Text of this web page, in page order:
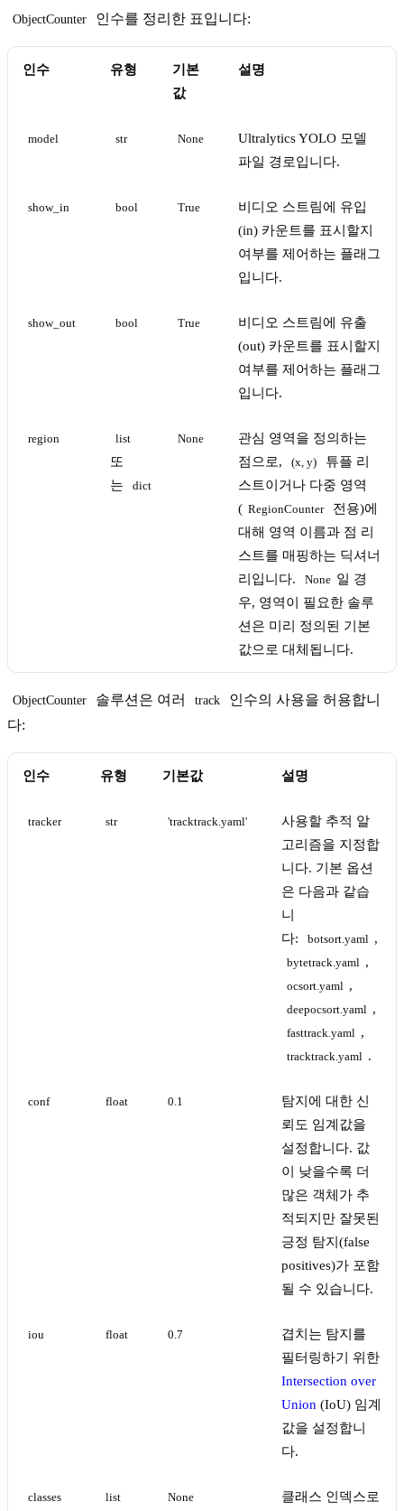
ObjectCounter 인수를 정리한 표입니다:
인수 유형
기본
값
설명
model str None
Ultralytics YOLO 모델
파일 경로입니다.
show_in bool True
비디오 스트림에 유입
(in) 카운트를 표시할지
여부를 제어하는 플래그
입니다.
show_out bool True
비디오 스트림에 유출
(out) 카운트를 표시할지
여부를 제어하는 플래그
입니다.
region list
또
는
dict
None
관심 영역을 정의하는
점으로,
(x, y)
튜플 리
스트이거나 다중 영역
( RegionCounter
전용)에
대해 영역 이름과 점 리
스트를 매핑하는 딕셔너
리입니다.
None 일 경
우, 영역이 필요한 솔루
션은 미리 정의된 기본
값으로 대체됩니다.
ObjectCounter 솔루션은 여러 track
인수의 사용을 허용합니
다:
인수 유형 기본값 설명
tracker str 'tracktrack.yaml'
사용할 추적 알
고리즘을 지정합
니다. 기본 옵션
은 다음과 같습
니
다:
botsort.yaml ,
bytetrack.yaml ,
ocsort.yaml ,
deepocsort.yaml ,
fasttrack.yaml ,
tracktrack.yaml .
conf float 0.1
탐지에 대한 신
뢰도 임계값을
설정합니다. 값
이 낮을수록 더
많은 객체가 추
적되지만 잘못된
긍정 탐지(false
positives)가 포함
될 수 있습니다.
iou float 0.7
겹치는 탐지를
필터링하기 위한
Intersection over
Union (IoU) 임계
값을 설정합니
다.
classes list None
클래스 인덱스로